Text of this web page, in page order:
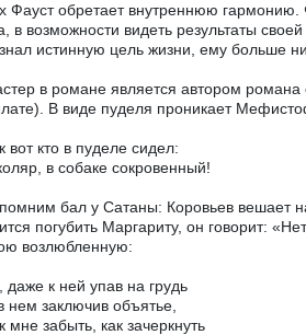
Фауст обретает внутреннюю
в возможности видеть результаты
истинную цель жизни, ему больше
в романе является автором
В виде пуделя проникает
вот кто в пуделе сидел:
в собаке сокровенный!
бал у Сатаны: Коровьев вешает
погубить Маргариту, он говорит:
возлюбленную:
даже к ней упав на грудь
нем заключив объятье,
мне забыть, как зачеркнуть